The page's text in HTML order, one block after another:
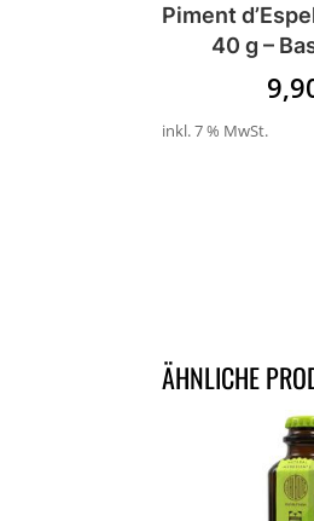
Piment
40 g –
inkl. 7 % MwSt.
ÄHNLICHE